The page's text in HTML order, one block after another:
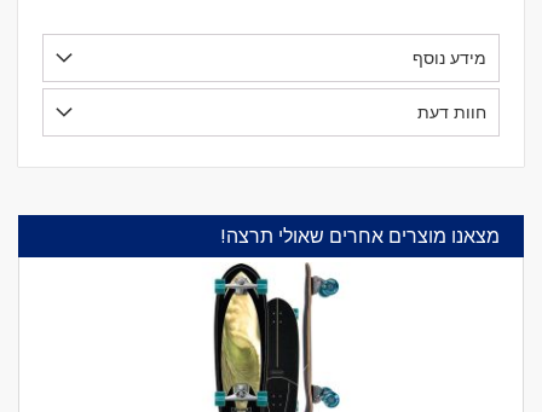
מידע נוסף
חוות דעת
מצאנו מוצרים אחרים שאולי תרצה!